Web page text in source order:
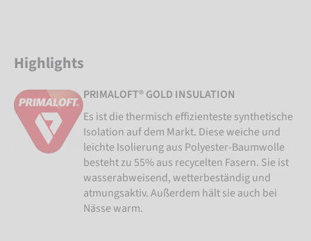
Highlights
PRIMALOFT® GOLD INSULATION
Es ist die thermisch effizienteste synthetische
Isolation auf dem Markt. Diese weiche und
leichte Isolierung aus Polyester-Baumwolle
besteht zu 55% aus recycelten Fasern. Sie ist
wasserabweisend, wetterbeständig und
atmungsaktiv. Außerdem hält sie auch bei
Nässe warm.